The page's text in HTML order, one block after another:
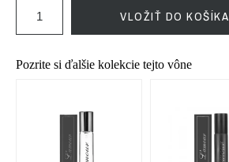
VLOŽIŤ DO KOŠÍKA
Pozrite si ďalšie kolekcie tejto vône